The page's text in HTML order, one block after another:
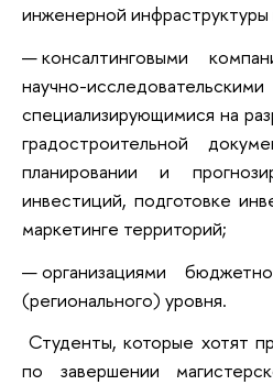
инженерной инфраструктуры
консалтинговыми
научно-
специализирующимися на
градостроительной
планировании и
инвестиций, подготовке
маркетинге территорий;
организациями
(регионального) уровня.
Студенты, которые хотят
по завершении